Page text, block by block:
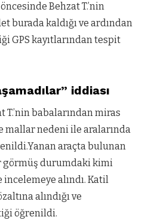
Behzat T.’nin
burada kaldığı ve ardından
GPS kayıtlarından tespit
iddiası
T.’nin babalarından miras
mallar nedeni ile aralarında
araçta bulunan
görmüş durumdaki kimi
alındı. Katil
alındığı ve
öğrenildi.